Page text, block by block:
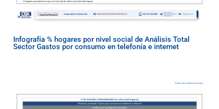
Infografía % hogares por nivel social de Análisis Total
Sector Gastos por consumo en telefonía e internet